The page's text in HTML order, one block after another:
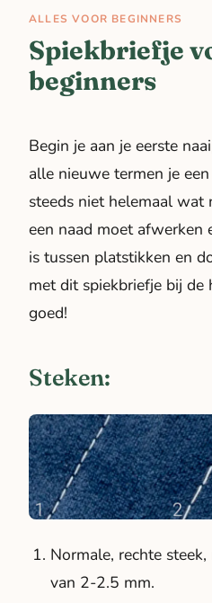
ALLES VOOR BEGINNERS
Spiekbriefje
beginners
Begin je aan je eerste
alle nieuwe termen je
steeds niet helemaal wat
een naad moet afwerken
is tussen platstikken en
met dit spiekbriefje bij de
goed!
Steken:
Normale, rechte
van 2-2.5 mm.